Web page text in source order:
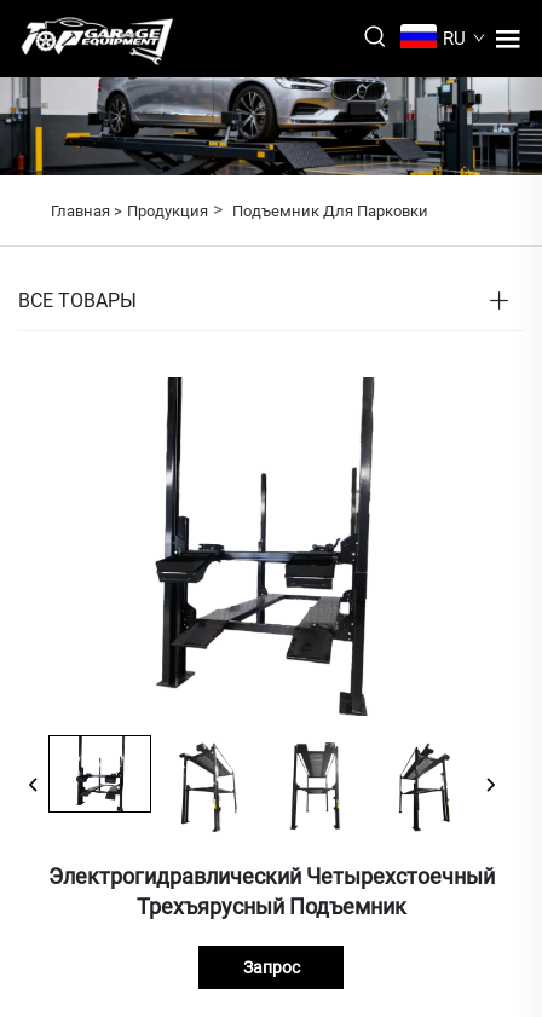
RU
Главная > Продукция> Подъемник Для Парковки
ВСЕ ТОВАРЫ
Электрогидравлический Четырехстоечный
Трехъярусный Подъемник
Запрос